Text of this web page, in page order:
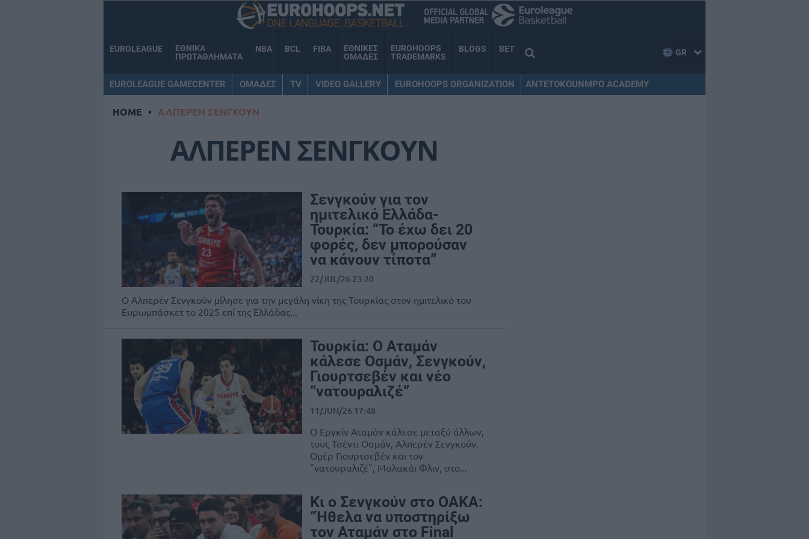
EUROLEAGUE
ΕΘΝΙΚΑ
ΠΡΩΤΑΘΛΗΜΑΤΑ
NBA BCL FIBA
ΕΘΝΙΚΕΣ
ΟΜΑΔΕΣ
EUROHOOPS
TRADEMARKS
BLOGS BET GR
EUROLEAGUE GAMECENTER ΟΜΑΔΕΣ TV VIDEO GALLERY EUROHOOPS ORGANIZATION ANTETOKOUNMPO ACADEMY
HOME • ΑΛΠΕΡΕΝ ΣΕΝΓΚΟΥΝ
ΑΛΠΕΡΕΝ ΣΕΝΓΚΟΥΝ
Σενγκούν για τον
ημιτελικό Ελλάδα-
Τουρκία: “Το έχω δει 20
φορές, δεν μπορούσαν
να κάνουν τίποτα”
22/JUL/26 23:20
Ο Αλπερέν Σενγκούν μίλησε για την μεγάλη νίκη της Τουρκίας στον ημιτελικό του
Ευρωμπάσκετ το 2025 επί της Ελλάδας...
Τουρκία: Ο Αταμάν
κάλεσε Οσμάν, Σενγκούν,
Γιουρτσεβέν και νέο
“νατουραλιζέ”
11/JUN/26 17:48
Ο Εργκίν Αταμάν κάλεσε μεταξύ άλλων,
τους Τσέντι Οσμάν, Αλπερέν Σενγκούν,
Ομέρ Γιουρτσεβέν και τον
"νατουραλιζέ", Μαλακάι Φλιν, στο...
Κι ο Σενγκούν στο ΟΑΚΑ:
“Ήθελα να υποστηρίξω
τον Αταμάν στο Final